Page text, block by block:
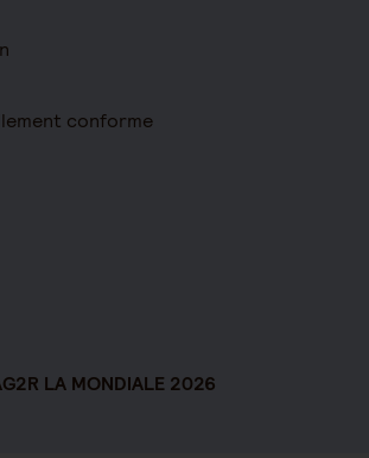
conforme
LA MONDIALE 2026